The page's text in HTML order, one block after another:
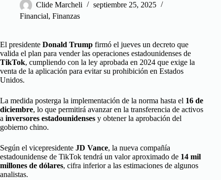
Clide Marcheli
septiembre 25, 2025
Financial, Finanzas
El presidente Donald Trump firmó el jueves un decreto que
valida el plan para vender las operaciones estadounidenses de
TikTok, cumpliendo con la ley aprobada en 2024 que exige la
venta de la aplicación para evitar su prohibición en Estados
Unidos.
La medida posterga la implementación de la norma hasta el 16 de
diciembre, lo que permitirá avanzar en la transferencia de activos
a inversores estadounidenses y obtener la aprobación del
gobierno chino.
Según el vicepresidente JD Vance, la nueva compañía
estadounidense de TikTok tendrá un valor aproximado de 14 mil
millones de dólares, cifra inferior a las estimaciones de algunos
analistas.